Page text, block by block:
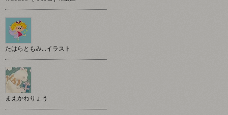
たはらともみ…イラスト
まえかわりょう